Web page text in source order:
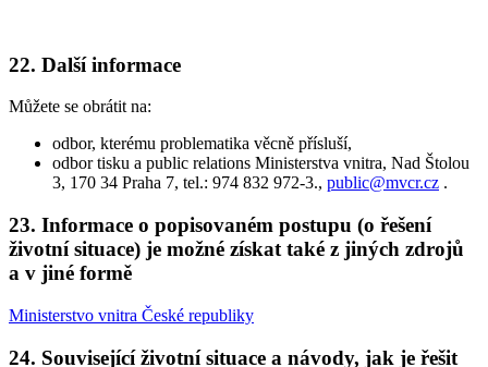
22. Další informace
Můžete se obrátit na:
odbor, kterému problematika věcně přísluší,
odbor tisku a public relations Ministerstva vnitra, Nad Štolou
3, 170 34 Praha 7, tel.: 974 832 972-3., public@mvcr.cz .
23. Informace o popisovaném postupu (o řešení
životní situace) je možné získat také z jiných zdrojů
a v jiné formě
Ministerstvo vnitra České republiky
24. Související životní situace a návody, jak je řešit